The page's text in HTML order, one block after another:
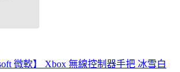
微軟】 Xbox 無線控制器手把 冰雪白